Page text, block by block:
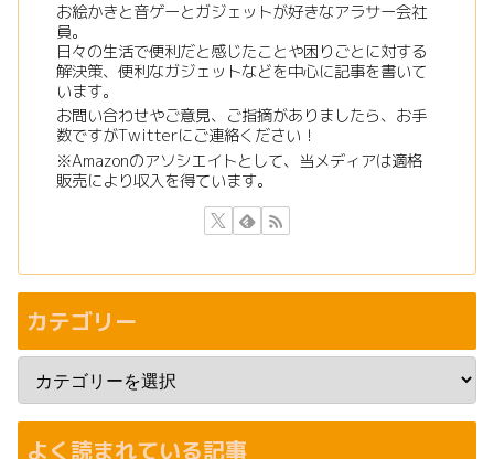
お絵かきと音ゲーとガジェットが好きなアラサー会社
員。
日々の生活で便利だと感じたことや困りごとに対する
解決策、便利なガジェットなどを中心に記事を書いて
います。
お問い合わせやご意見、ご指摘がありましたら、お手
数ですがTwitterにご連絡ください！
※Amazonのアソシエイトとして、当メディアは適格
販売により収入を得ています。
カテゴリー
よく読まれている記事